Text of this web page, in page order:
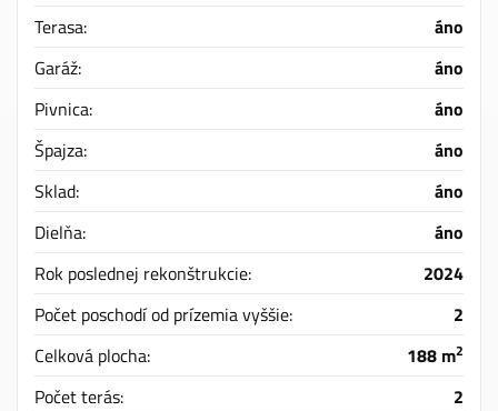
Terasa:
áno
Garáž:
áno
Pivnica:
áno
Špajza:
áno
Sklad:
áno
Dielňa:
áno
Rok poslednej rekonštrukcie:
2024
Počet poschodí od prízemia vyššie:
2
Celková plocha:
188 m2
Počet terás:
2